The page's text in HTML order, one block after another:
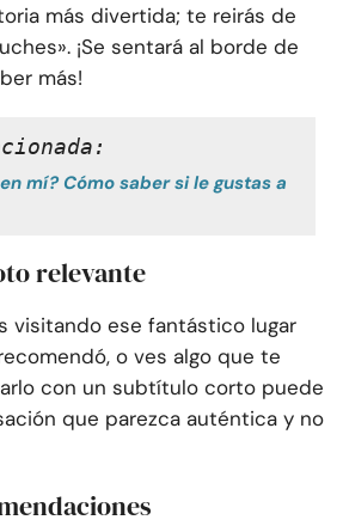
más divertida; te reirás de
¡Se sentará al borde de
más!
mí? Cómo saber si le gustas a
relevante
visitando ese fantástico lugar
o ves algo que te
con un subtítulo corto puede
que parezca auténtica y no